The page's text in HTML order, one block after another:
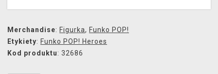
Merchandise: Figurka, Funko POP!
Etykiety: Funko POP! Heroes
Kod produktu: 32686